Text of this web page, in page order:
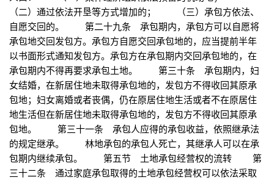
（二）通过依法开垦等方式增加的； （三）承包方依法、
自愿交回的。 第二十九条 承包期内，承包方可以自愿将
承包地交回发包方。承包方自愿交回承包地的，应当提前半年
以书面形式通知发包方。承包方在承包期内交回承包地的，在
承包期内不得再要求承包土地。 第三十条 承包期内，妇
女结婚，在新居住地未取得承包地的，发包方不得收回其原承
包地；妇女离婚或者丧偶，仍在原居住地生活或者不在原居住
地生活但在新居住地未取得承包地的，发包方不得收回其原承
包地。 第三十一条 承包人应得的承包收益，依照继承法
的规定继承。 林地承包的承包人死亡，其继承人可以在承
包期内继续承包。 第五节 土地承包经营权的流转 第
三十二条 通过家庭承包取得的土地承包经营权可以依法采取